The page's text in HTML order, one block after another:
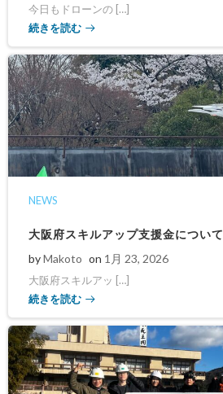
今日もドローンの […]
続きを読む
NEWS
大阪府スキルアップ支援金について
byMakoto on 1月 23, 2026
大阪府スキルアッ […]
続きを読む